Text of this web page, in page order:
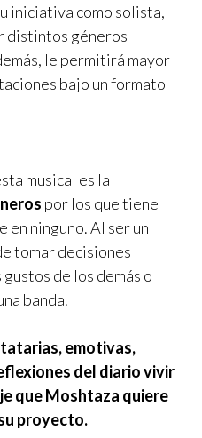
iniciativa como solista,
distintos géneros
le permitirá mayor
bajo un formato
musical es la
por los que tiene
en ninguno. Al ser un
tomar decisiones
de los demás o
banda.
emotivas,
del diario vivir
que Moshtaza quiere
proyecto.